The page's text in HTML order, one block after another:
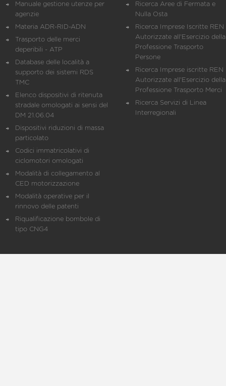
Manuale gestione utenze per
agenzie
Materia ADR-RID-ADN
Trasporto delle merci
deperibili - ATP
Database delle località a
supporto dei sistemi RDS
TMC
Elenco dispositivi di ritenuta
stradale omologati ai sensi del
DM 21.06.04
Dispositivi riduzioni di massa
particolato
Codici immatricolativi di
ciclomotori omologati
Modalità di collegamento al
CED motorizzazione
Modalità operative per il
rinnovo delle patenti
Riqualificazione bombole di
tipo CNG4
Ricerca Aree di Fermata e
Nulla Osta
Ricerca Imprese Iscritte REN
Autorizzate all'Esercizio della
Professione Trasporto
Persone
Ricerca Imprese iscritte REN
Autorizzate all'Esercizio della
Professione Trasporto Merci
Ricerca Servizi di Linea
Interregionali